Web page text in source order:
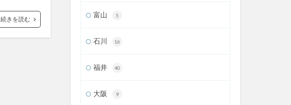
続きを読む
富山 5
石川 16
福井 40
大阪 9